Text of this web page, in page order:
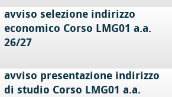
avviso selezione indirizzo
economico Corso LMG01 a.a.
26/27
avviso presentazione indirizzo
di studio Corso LMG01 a.a.